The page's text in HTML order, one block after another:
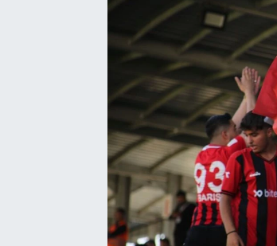
Son Dakika Haberleri
Haber Arşivi